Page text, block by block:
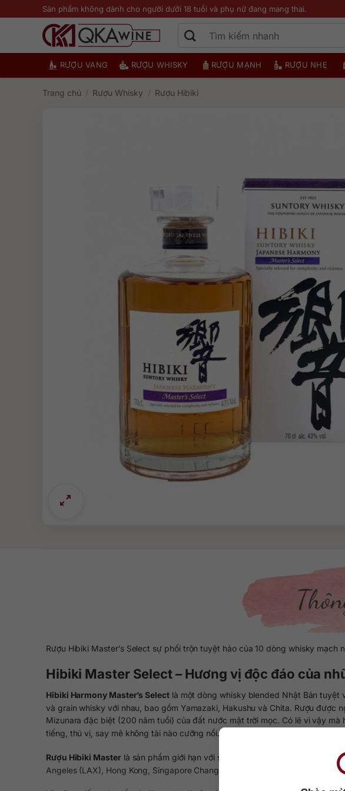
qua
Sản phẩm không dành cho người dưới 18 tuổi và phụ nữ đang mang thai.
RƯỢU VANG RƯỢU WHISKY RƯỢU MẠNH RƯỢU NHẸ
Trang chủ / Rượu Whisky / Rượu Hibiki
Rượu Hibiki Master’s Select sự phối trộn tuyệt hảo của 10 dòng whisky
Hibiki Master Select – Hương vị độc đáo của
Hibiki Harmony Master’s Selectlà một dòng whisky blended Nhật Bản tuyệt
và grain whisky với nhau, bao gồm Yamazaki, Hakushu và Chita. Rượu
Mizunara đặc biệt (200 năm tuổi) của đất nước mặt trời mọc. Có lẽ vì vậy
tiếng, thú vị, say mê không tài nào cưỡng nổi.
Rượu Hibiki Masterlà sản phẩm giới hạn với số lượng khá nhỏ dành riêng
Angeles (LAX), Hong Kong, Singapore Changi. Chai rượu cũng đánh dấu sự